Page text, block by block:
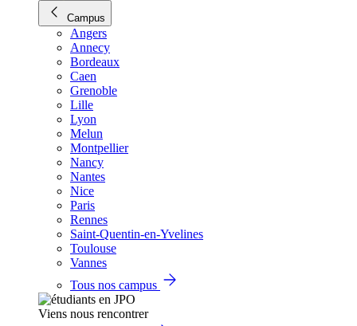
Campus
Angers
Annecy
Bordeaux
Caen
Grenoble
Lille
Lyon
Melun
Montpellier
Nancy
Nantes
Nice
Paris
Rennes
Saint-Quentin-en-Yvelines
Toulouse
Vannes
Tous nos campus
Viens nous rencontrer